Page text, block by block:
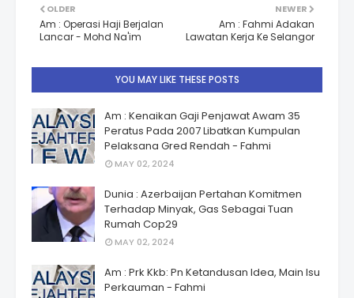
NEWER
Am : Fahmi Adakan
Lawatan Kerja Ke Selangor
OLDER
Am : Operasi Haji Berjalan
Lancar - Mohd Na'im
YOU MAY LIKE THESE POSTS
Am : Kenaikan Gaji Penjawat Awam 35
Peratus Pada 2007 Libatkan Kumpulan
Pelaksana Gred Rendah - Fahmi
MAY 02, 2024
Dunia : Azerbaijan Pertahan Komitmen
Terhadap Minyak, Gas Sebagai Tuan
Rumah Cop29
MAY 02, 2024
Am : Prk Kkb: Pn Ketandusan Idea, Main Isu
Perkauman - Fahmi